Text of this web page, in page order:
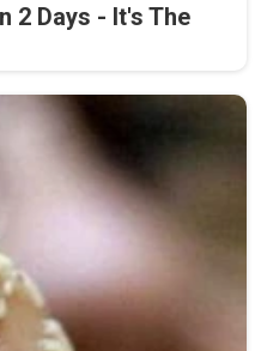
2 Days - It's The